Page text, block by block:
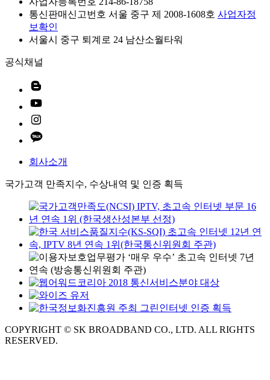
통신판매신고번호 서울 중구 제 2008-1608호 사업자정
보확인
서울시 중구 퇴계로 24 남산소월타워
공식채널
회사소개
국가고객 만족지수, 수상내역 및 인증 획득
COPYRIGHT © SK BROADBAND CO., LTD. ALL RIGHTS
RESERVED.